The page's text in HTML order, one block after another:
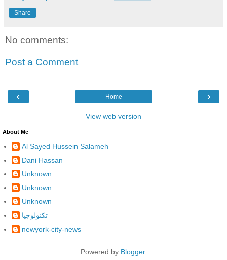
Share
No comments:
Post a Comment
‹ ›
Home
View web version
About Me
Al Sayed Hussein Salameh
Dani Hassan
Unknown
Unknown
Unknown
تكنولوجيا
newyork-city-news
Powered by Blogger.